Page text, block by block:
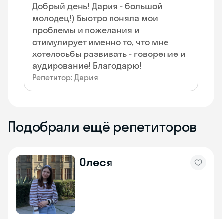
Добрый день! Дария - большой
молодец!) Быстро поняла мои
проблемы и пожелания и
стимулирует именно то, что мне
хотелосьбы развивать - говорение и
аудирование! Благодарю!
Репетитор: Дария
Подобрали ещё репетиторов
Олеся